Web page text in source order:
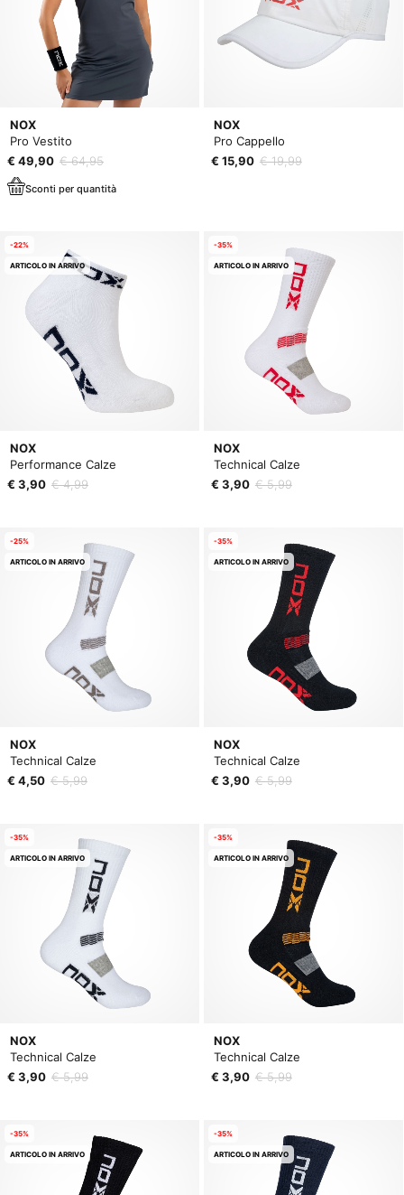
NOX
Pro Vestito
€ 49,90 € 64,95
Sconti per quantità
NOX
Pro Cappello
€ 15,90 € 19,99
NOX
Performance Calze
€ 3,90 € 4,99
-22%
ARTICOLO IN ARRIVO
NOX
Technical Calze
€ 3,90 € 5,99
-35%
ARTICOLO IN ARRIVO
NOX
Technical Calze
€ 4,50 € 5,99
-25%
ARTICOLO IN ARRIVO
NOX
Technical Calze
€ 3,90 € 5,99
-35%
ARTICOLO IN ARRIVO
NOX
Technical Calze
€ 3,90 € 5,99
-35%
ARTICOLO IN ARRIVO
NOX
Technical Calze
€ 3,90 € 5,99
-35%
ARTICOLO IN ARRIVO
-35%
ARTICOLO IN ARRIVO
-35%
ARTICOLO IN ARRIVO